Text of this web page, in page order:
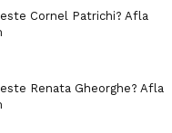
Cornel Patrichi? Afla
Renata Gheorghe? Afla